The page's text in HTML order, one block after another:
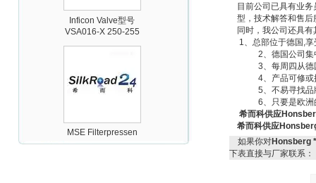
Inficon Valve型号
VSA016-X 250-255
MSE Filterpressen
GmbH
目前公司已具有业务
型，技术解答和售
同时，我公司还具
1、总部位于德国 ,享
2、德国公司
3、每周四从
4、产品可修或
5、不易寻找
6、只要是欧
希而科供应
希而科供应
如果你对Honsberg
下表直接与厂家联系：